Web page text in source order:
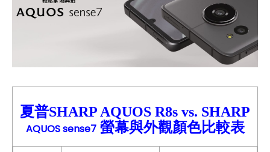
夏普SHARP AQUOS R8s vs. SHARP
AQUOS sense7螢幕與外觀顏色比較表